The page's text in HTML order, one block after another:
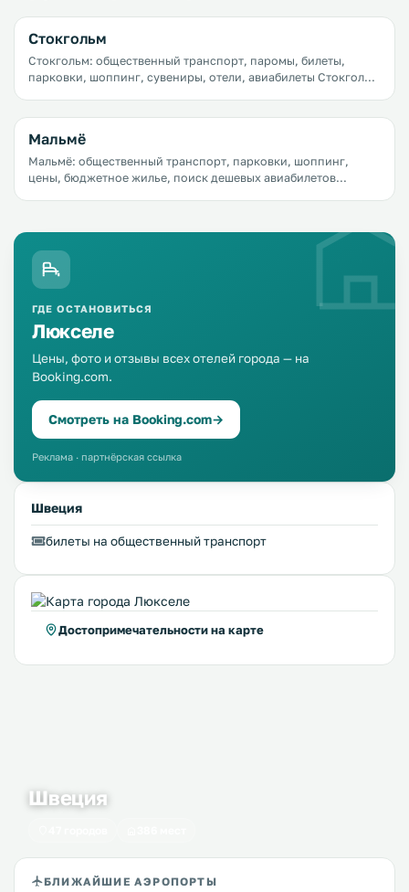
Стокгольм
Стокгольм: общественный транспорт, паромы, билеты,
парковки, шоппинг, сувениры, отели, авиабилеты Стокгольм
Мальмё
Мальмё: общественный транспорт, парковки, шоппинг,
цены, бюджетное жилье, поиск дешевых авиабилетов
Эресуннский мост, соединяющий город с Копенгагеном.
Всего 15 минут на автомобиле и вы в столице Дании гуляете
по набережной, веселитесь в одном из самых больших в
Скандинавии парков развлечений Тиволи или едите
оригинальные блюда из селедки в кафе на пляже.
ГДЕ ОСТАНОВИТЬСЯ
Люкселе
Цены, фото и отзывы всех отелей города — на
Booking.com.
Смотреть на Booking.com→
Реклама · партнёрская ссылка
Швеция
билеты на общественный транспорт
Достопримечательности на карте
Швеция
БЛИЖАЙШИЕ АЭРОПОРТЫ